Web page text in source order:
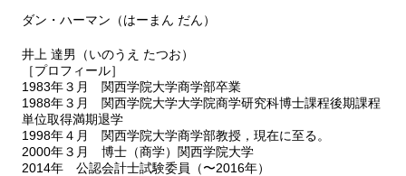
4 実証結果
4.1 個別の会計方針
4.2 利益戦略
4.3 系列分析 ……ほか
5 要約と結論
［参考文献］
第４章
日本における資産売却による利益調整
要 約
ダン・ハーマン（はーまん だん）
井上 達男（いのうえ たつお）
［プロフィール］
1983年３月 関西学院大学商学部卒業
1988年３月 関西学院大学大学院商学研究科博士課程後期課程
単位取得満期退学
1998年４月 関西学院大学商学部教授，現在に至る。
2000年３月 博士（商学）関西学院大学
2014年 公認会計士試験委員（〜2016年）